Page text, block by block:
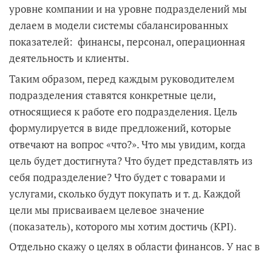
уровне компании и на уровне подразделений мы
делаем в модели системы сбалансированных
показателей: финансы, персонал, операционная
деятельность и клиенты.
Таким образом, перед каждым руководителем
подразделения ставятся конкретные цели,
относящиеся к работе его подразделения. Цель
формулируется в виде предложений, которые
отвечают на вопрос «что?». Что мы увидим, когда
цель будет достигнута? Что будет представлять из
себя подразделение? Что будет с товарами и
услугами, сколько будут покупать и т. д. Каждой
цели мы присваиваем целевое значение
(показатель), которого мы хотим достичь (KPI).
Отдельно скажу о целях в области финансов. У нас в